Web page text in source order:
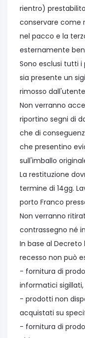
rientro)
conservare come
nel pacco e la
esternamente ben
Sono esclusi tutti
sia presente un
rimosso
Non verranno
riportino segni di
che di
che presentino
sull'imballo
La restituzione
termine di 14gg.
porto Franco
Non verranno
contrassegno né
In base al Decreto
recesso non può
- fornitura di
informatici
- prodotti non
acquistati su
- fornitura di